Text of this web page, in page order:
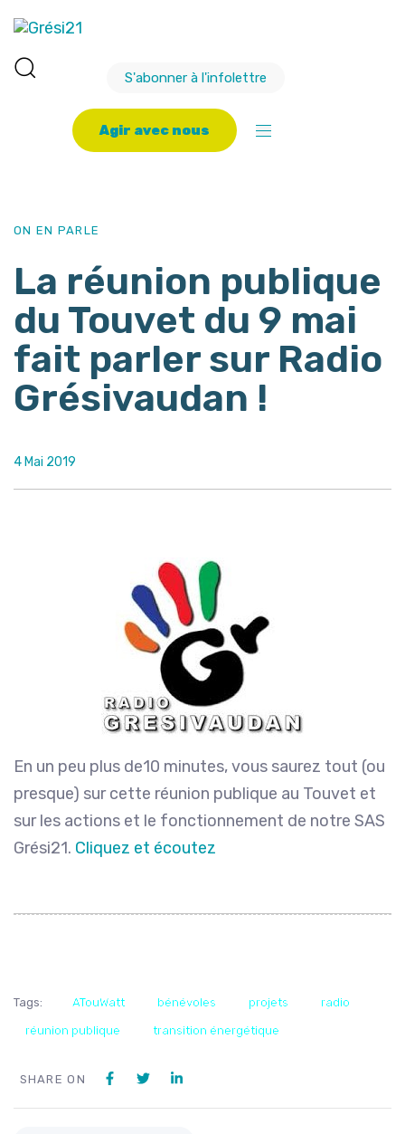
S'abonner à l'infolettre
Agir avec nous
ON EN PARLE
La réunion publique
du Touvet du 9 mai
fait parler sur Radio
Grésivaudan !
4 Mai 2019
En un peu plus de10 minutes, vous saurez tout (ou
presque) sur cette réunion publique au Touvet et
sur les actions et le fonctionnement de notre SAS
Grési21. Cliquez et écoutez
Tags: ATouWatt bénévoles projets radio
réunion publique transition énergétique
SHARE ON